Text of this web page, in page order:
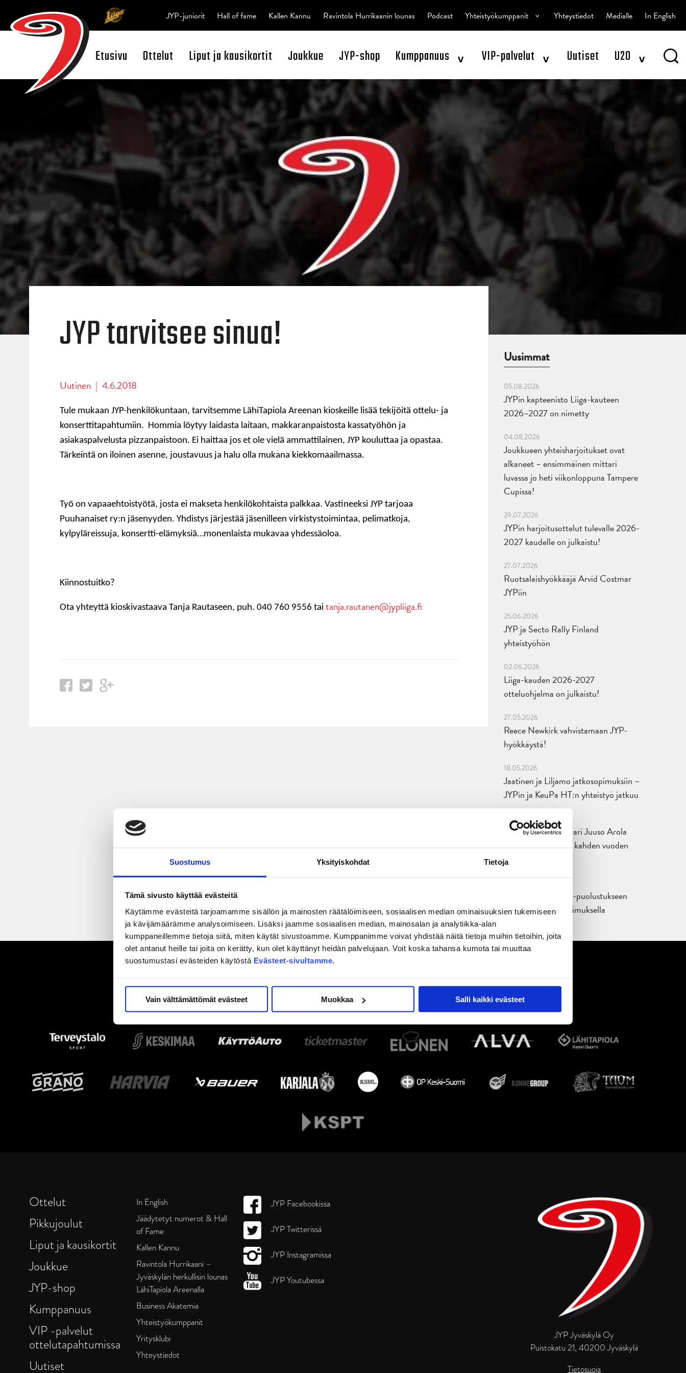
Suostumus Yksityiskohdat Tietoja
Tämä sivusto käyttää evästeitä
Käytämme evästeitä tarjoamamme sisällön ja mainosten räätälöimiseen, sosiaalisen median ominaisuuksien tukemiseen
ja kävijämäärämme analysoimiseen. Lisäksi jaamme sosiaalisen median, mainosalan ja analytiikka-alan
kumppaneillemme tietoja siitä, miten käytät sivustoamme. Kumppanimme voivat yhdistää näitä tietoja muihin tietoihin, joita
olet antanut heille tai joita on kerätty, kun olet käyttänyt heidän palvelujaan. Voit koska tahansa kumota tai muuttaa
suostumustasi evästeiden käytöstä Evästeet-sivultamme.
Vain välttämättömät evästeet Muokkaa Salli kaikki evästeet
Open Search
Etusivu Ottelut Liput ja kausikortit Joukkue JYP-shop Kumppanuus ^ VIP-palvelut ^ Uutiset U20 ^
JYP-juniorit Hall of fame Kallen Kannu Ravintola Hurrikaanin lounas Podcast Yhteistyökumppanit ^ Yhteystiedot Medialle In English
JYP tarvitsee sinua!
Uutinen | 4.6.2018
Tule mukaan JYP-henkilökuntaan, tarvitsemme LähiTapiola Areenan kioskeille lisää tekijöitä ottelu- ja
konserttitapahtumiin. Hommia löytyy laidasta laitaan, makkaranpaistosta kassatyöhön ja
asiakaspalvelusta pizzanpaistoon. Ei haittaa jos et ole vielä ammattilainen, JYP kouluttaa ja opastaa.
Tärkeintä on iloinen asenne, joustavuus ja halu olla mukana kiekkomaailmassa.
Työ on vapaaehtoistyötä, josta ei makseta henkilökohtaista palkkaa. Vastineeksi JYP tarjoaa
Puuhanaiset ry:n jäsenyyden. Yhdistys järjestää jäsenilleen virkistystoimintaa, pelimatkoja,
kylpyläreissuja, konsertti-elämyksiä…monenlaista mukavaa yhdessäoloa.
Kiinnostuitko?
Ota yhteyttä kioskivastaava Tanja Rautaseen, puh. 040 760 9556 tai tanja.rautanen@jypliiga.fi
Uusimmat
05.08.2026
JYPin kapteenisto Liiga-kauteen
2026–2027 on nimetty
04.08.2026
Joukkueen yhteisharjoitukset ovat
alkaneet – ensimmäinen mittari
luvassa jo heti viikonloppuna Tampere
Cupissa!
29.07.2026
JYPin harjoitusottelut tulevalle 2026-
2027 kaudelle on julkaistu!
27.07.2026
Ruotsalaishyökkääjä Arvid Costmar
JYPiin
25.06.2026
JYP ja Secto Rally Finland
yhteistyöhön
02.06.2026
Liiga-kauden 2026-2027
otteluohjelma on julkaistu!
27.05.2026
Reece Newkirk vahvistamaan JYP-
hyökkäystä!
18.05.2026
Jaatinen ja Liljamo jatkosopimuksiin –
JYPin ja KeuPa HT:n yhteistyö jatkuu
14.05.2026
Tuore Sveitsin mestari Juuso Arola
JYP-puolustukseen kahden vuoden
sopimuksella
Veeti Väisänen JYP-puolustukseen
kahden vuoden sopimuksella
JYP Jyväskylä Oy
Puistokatu 21, 40200 Jyväskylä
Tietosuoja
Ottelut
Pikkujoulut
Liput ja kausikortit
Joukkue
JYP-shop
Kumppanuus
VIP -palvelut
ottelutapahtumissa
Uutiset
In English
Jäädytetyt numerot & Hall
of Fame
Kallen Kannu
Ravintola Hurrikaani –
Jyväskylän herkullisin lounas
LähiTapiola Areenalla
Business Akatemia
Yhteistyökumppanit
Yritysklubi
Yhteystiedot
JYP Facebookissa
JYP Twitterissä
JYP Instagramissa
JYP Youtubessa